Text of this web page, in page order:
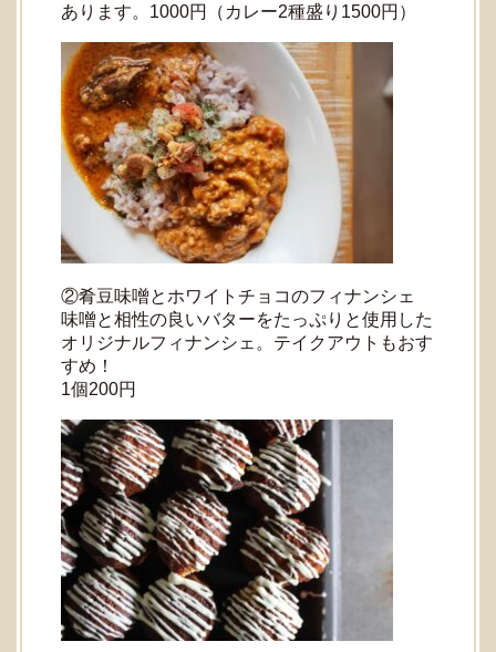
あります。1000円（カレー2種盛り1500円）
②肴豆味噌とホワイトチョコのフィナンシェ
味噌と相性の良いバターをたっぷりと使用した
オリジナルフィナンシェ。テイクアウトもおす
すめ！
1個200円